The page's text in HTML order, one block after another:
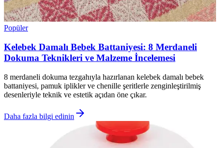
Popüler
Kelebek Damalı Bebek Battaniyesi: 8 Merdaneli
Dokuma Teknikleri ve Malzeme İncelemesi
8 merdaneli dokuma tezgahıyla hazırlanan kelebek damalı bebek
battaniyesi, pamuk iplikler ve chenille şeritlerle zenginleştirilmiş
desenleriyle teknik ve estetik açıdan öne çıkar.
Daha fazla bilgi edinin